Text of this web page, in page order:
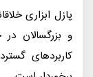
پازل ابزاری
و بزرگسالان
کاربردهای